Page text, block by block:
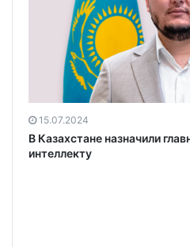
15.07.2024
В Казахстане назначили
интеллекту